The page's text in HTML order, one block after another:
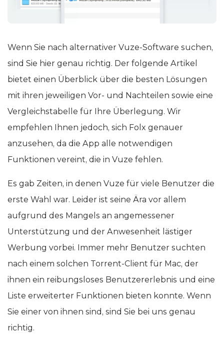
Wenn Sie nach alternativer Vuze-Software suchen,
sind Sie hier genau richtig. Der folgende Artikel
bietet einen Überblick über die besten Lösungen
mit ihren jeweiligen Vor- und Nachteilen sowie eine
Vergleichstabelle für Ihre Überlegung. Wir
empfehlen Ihnen jedoch, sich Folx genauer
anzusehen, da die App alle notwendigen
Funktionen vereint, die in Vuze fehlen.
Es gab Zeiten, in denen Vuze für viele Benutzer die
erste Wahl war. Leider ist seine Ära vor allem
aufgrund des Mangels an angemessener
Unterstützung und der Anwesenheit lästiger
Werbung vorbei. Immer mehr Benutzer suchten
nach einem solchen Torrent-Client für Mac, der
ihnen ein reibungsloses Benutzererlebnis und eine
Liste erweiterter Funktionen bieten konnte. Wenn
Sie einer von ihnen sind, sind Sie bei uns genau
richtig.